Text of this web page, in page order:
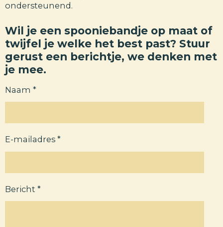
ondersteunend.
Wil je een spooniebandje op maat of
twijfel je welke het best past? Stuur
gerust een berichtje, we denken met
je mee.
Naam *
E-mailadres *
Bericht *